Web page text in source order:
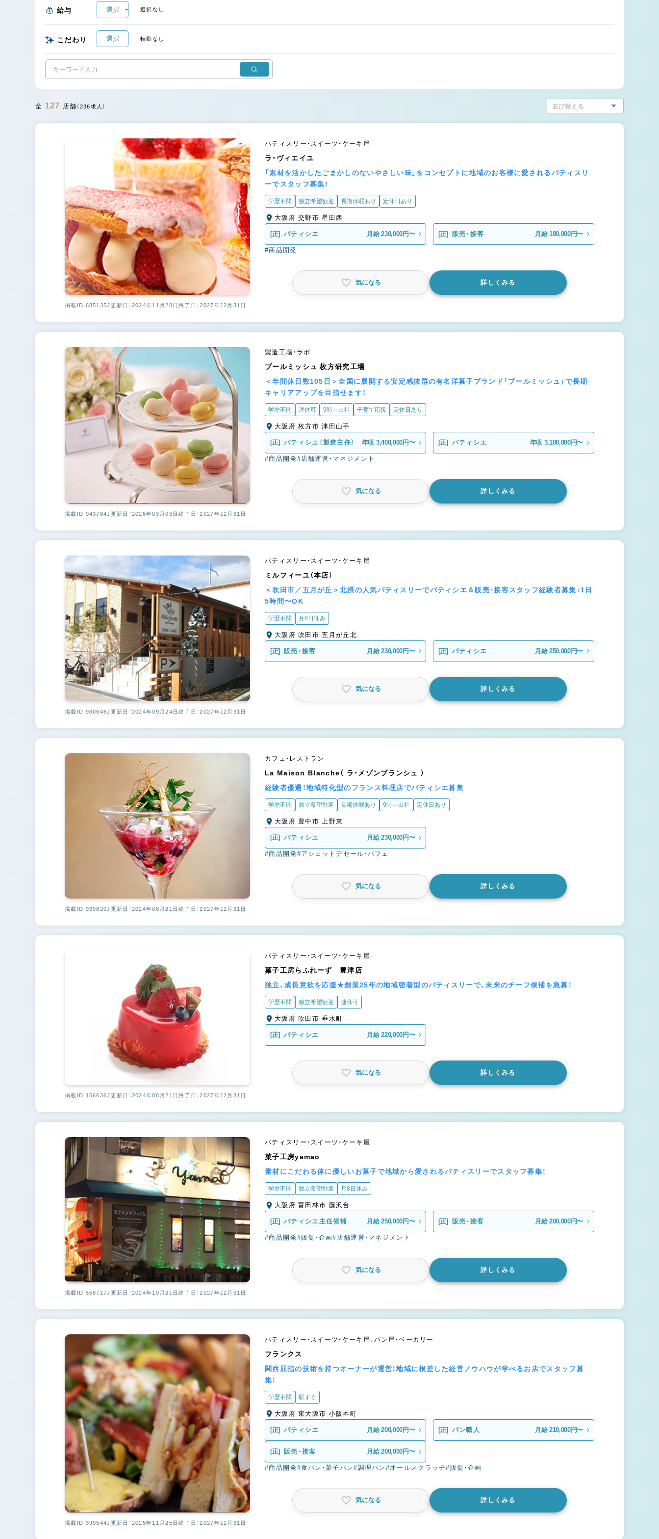
給与 選択 選択なし
こだわり 選択 転勤なし
全 127 店舗 （236求人）
パティスリー・スイーツ・ケーキ屋
ラ・ヴィエイユ
「素材を活かしたごまかしのないやさしい味」をコンセプトに地域のお客様に愛されるパティスリ
ーでスタッフ募集！
学歴不問 独立希望歓迎 長期休暇あり 定休日あり
大阪府 交野市 星田西
[正] パティシエ 月給 230,000円〜 [正] 販売・接客 月給 180,000円〜
#商品開発
気になる 詳しくみる
掲載ID 685135J 更新日：2024年11月28日終了日：2027年12月31日
製造工場・ラボ
ブールミッシュ 枚方研究工場
＜年間休日数105日＞全国に展開する安定感抜群の有名洋菓子ブランド「ブールミッシュ」で長期
キャリアアップを目指せます！
学歴不問 連休可 9時～出社 子育て応援 定休日あり
大阪府 枚方市 津田山手
[正] パティシエ（製造主任） 年収 3,400,000円〜 [正] パティシエ 年収 3,100,000円〜
#商品開発#店舗運営・マネジメント
気になる 詳しくみる
掲載ID 943784J 更新日：2026年03月03日終了日：2027年12月31日
パティスリー・スイーツ・ケーキ屋
ミルフィーユ（本店）
＜吹田市／五月が丘＞北摂の人気パティスリーでパティシエ＆販売・接客スタッフ経験者募集♪1日
5時間〜OK
学歴不問 月8日休み
大阪府 吹田市 五月が丘北
[正] 販売・接客 月給 230,000円〜 [正] パティシエ 月給 250,000円〜
気になる 詳しくみる
掲載ID 980646J 更新日：2024年09月24日終了日：2027年12月31日
カフェ・レストラン
La Maison Blanche（ ラ・メゾンブランシュ ）
経験者優遇！地域特化型のフランス料理店でパティシエ募集
学歴不問 独立希望歓迎 長期休暇あり 9時～出社 定休日あり
大阪府 豊中市 上野東
[正] パティシエ 月給 230,000円〜
#商品開発#アシェットデセール・パフェ
気になる 詳しくみる
掲載ID 939820J 更新日：2024年08月21日終了日：2027年12月31日
パティスリー・スイーツ・ケーキ屋
菓子工房らふれーず 豊津店
独立、成長意欲を応援★創業25年の地域密着型のパティスリーで、未来のチーフ候補を急募！
学歴不問 独立希望歓迎 連休可
大阪府 吹田市 垂水町
[正] パティシエ 月給 220,000円〜
気になる 詳しくみる
掲載ID 156636J 更新日：2024年08月21日終了日：2027年12月31日
パティスリー・スイーツ・ケーキ屋
菓子工房yamao
素材にこだわる体に優しいお菓子で地域から愛されるパティスリーでスタッフ募集！
学歴不問 独立希望歓迎 月8日休み
大阪府 富田林市 藤沢台
[正] パティシエ主任候補 月給 250,000円〜 [正] 販売・接客 月給 200,000円〜
#商品開発#販促・企画#店舗運営・マネジメント
気になる 詳しくみる
掲載ID 558717J 更新日：2024年10月21日終了日：2027年12月31日
パティスリー・スイーツ・ケーキ屋、パン屋・ベーカリー
フランクス
関西屈指の技術を持つオーナーが運営！地域に根差した経営ノウハウが学べるお店でスタッフ募
集！
学歴不問 駅すぐ
大阪府 東大阪市 小阪本町
[正] パティシエ 月給 200,000円〜 [正] パン職人 月給 210,000円〜
[正] 販売・接客 月給 200,000円〜
#商品開発#食パン・菓子パン#調理パン #オールスクラッチ#販促・企画
気になる 詳しくみる
掲載ID 399544J 更新日：2025年11月25日終了日：2027年12月31日